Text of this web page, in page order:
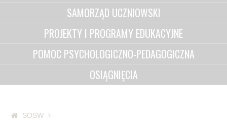
SAMORZĄD UCZNIOWSKI
PROJEKTY I PROGRAMY EDUKACYJNE
POMOC PSYCHOLOGICZNO-PEDAGOGICZNA
OSIĄGNIĘCIA
SOSW